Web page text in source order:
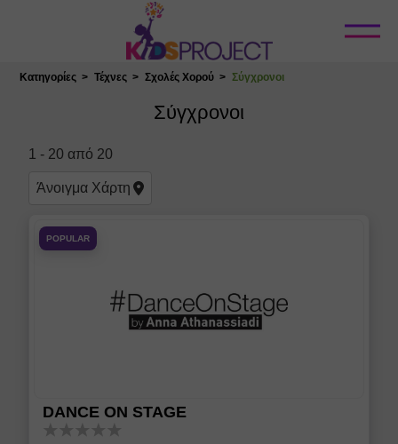
Κλείσιμο
Κατηγορίες Τέχνες Σχολές Χορού Σύγχρονοι
Σύγχρονοι
1 - 20 από 20
Άνοιγμα Χάρτη
POPULAR
DANCE ON STAGE